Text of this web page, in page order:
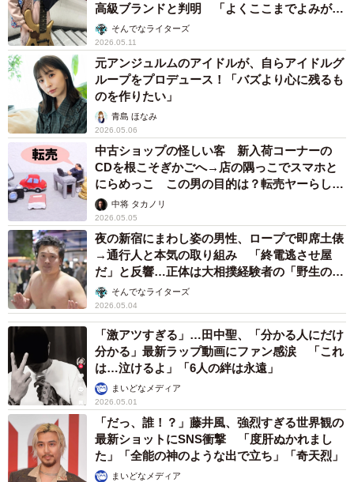
高級ブランドと判明 「よくここまでよみがえ
らせた」
そんでなライターズ
2026.05.11
元アンジュルムのアイドルが、自らアイドルグ
ループをプロデュース！「バズより心に残るも
のを作りたい」
青島 ほなみ
2026.05.06
中古ショップの怪しい客 新入荷コーナーの
CDを根こそぎかごへ→店の隅っこでスマホと
にらめっこ この男の目的は？転売ヤーらしき
振る舞いに不快感
中将 タカノリ
2026.05.05
夜の新宿にまわし姿の男性、ロープで即席土俵
→通行人と本気の取り組み 「終電逃させ屋
だ」と反響…正体は大相撲経験者の「野生の力
士」そんでなライターズ
2026.05.04
「激アツすぎる」…田中聖、「分かる人にだけ
分かる」最新ラップ動画にファン感涙 「これ
は…泣けるよ」「6人の絆は永遠」
まいどなメディア
2026.05.01
「だっ、誰！？」藤井風、強烈すぎる世界観の
最新ショットにSNS衝撃 「度肝ぬかれまし
た」「全能の神のような出で立ち」「奇天烈」
まいどなメディア